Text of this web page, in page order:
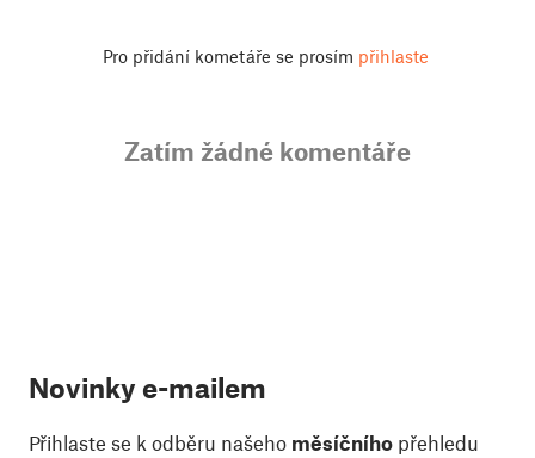
Pro přidání kometáře se prosím přihlaste
Zatím žádné komentáře
Novinky e-mailem
Přihlaste se k odběru našeho měsíčního přehledu